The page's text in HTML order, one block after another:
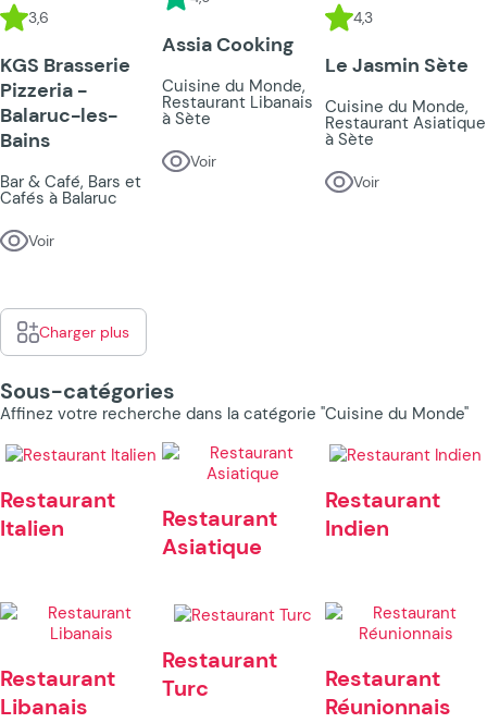
3,6
KGS Brasserie
Pizzeria -
Balaruc-les-
Bains
Bar & Café, Bars et
Cafés à Balaruc
Voir
Assia Cooking
Cuisine du Monde,
Restaurant Libanais
à Sète
Voir
4,3
Le Jasmin Sète
Cuisine du Monde,
Restaurant Asiatique
à Sète
Voir
Charger plus
Sous-catégories
Affinez votre recherche dans la catégorie "Cuisine du Monde"
Restaurant
Italien
Restaurant
Asiatique
Restaurant
Indien
Restaurant
Libanais
Restaurant
Turc
Restaurant
Réunionnais